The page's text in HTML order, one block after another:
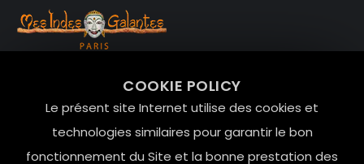
COOKIE POLICY
Le présent site Internet utilise des cookies et
technologies similaires pour garantir le bon
fonctionnement du Site et la bonne prestation des
Le Marais, 75004 Paris
contact@mesindesgalantes.com
01.42.72.42.51